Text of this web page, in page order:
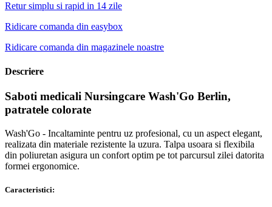
Retur simplu si rapid in 14 zile
Ridicare comanda din easybox
Ridicare comanda din magazinele noastre
Descriere
Saboti medicali Nursingcare Wash'Go Berlin,
patratele colorate
Wash'Go - Incaltaminte pentru uz profesional, cu un aspect elegant,
realizata din materiale rezistente la uzura. Talpa usoara si flexibila
din poliuretan asigura un confort optim pe tot parcursul zilei datorita
formei ergonomice.
Caracteristici: